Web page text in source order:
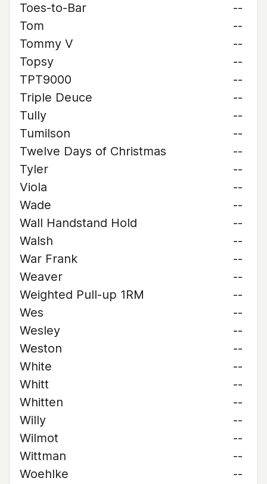
Toes-to-Bar
--
Tom
--
Tommy V
--
Topsy
--
TPT9000
--
Triple Deuce
--
Tully
--
Tumilson
--
Twelve Days of Christmas
--
Tyler
--
Viola
--
Wade
--
Wall Handstand Hold
--
Walsh
--
War Frank
--
Weaver
--
Weighted Pull-up 1RM
--
Wes
--
Wesley
--
Weston
--
White
--
Whitt
--
Whitten
--
Willy
--
Wilmot
--
Wittman
--
Woehlke
--